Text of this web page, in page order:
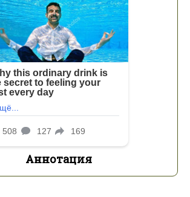
Аннотация